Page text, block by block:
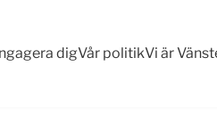
digVår politikVi är